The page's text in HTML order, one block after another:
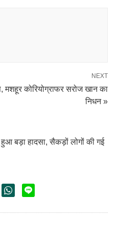
NEXT
कोरियोग्राफर सरोज खान का
निधन »
बड़ा हादसा, सैकड़ों लोगों की गई